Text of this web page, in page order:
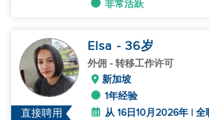
非常活跃
直接聘用
Elsa - 36岁
外佣 - 转移工作许可
新加坡
1年经验
从 16日10月2026年 | 全